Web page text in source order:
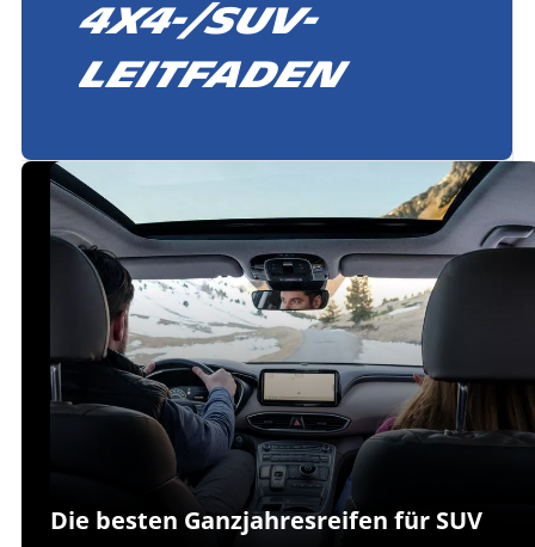
4x4-/SUV-
Leitfaden
Die besten Ganzjahresreifen für SUV